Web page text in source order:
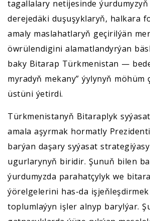
tagallalary netijesinde
derejedäki duşuşyklaryň, halkara
amaly maslahatlaryň geçirilýän
öwrülendigini alamatlandyrýan
baky Bitarap Türkmenistan —
myradyň mekany” ýylynyň möhüm
üstüni ýetirdi.
Türkmenistanyň Bitaraplyk
amala aşyrmak hormatly
barýan daşary syýasat
ugurlarynyň biridir. Şunuň bilen
ýurdumyzda parahatçylyk we
ýörelgelerini has-da
toplumlaýyn işler alnyp barylýar.